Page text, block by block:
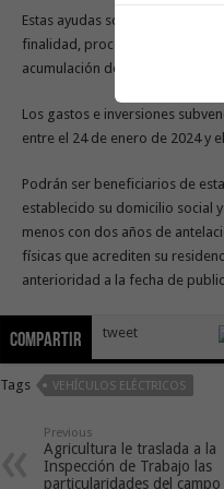
Estas ayudas son compatibles
finalidad, procedentes de otras
acumulación de las mismas no
Los gastos e inversiones
entre el 24 de enero de 2024 y
Podrán ser beneficiarios de
establecido su domicilio social
menos con dos años de
físicas que acrediten su
anterioridad a la fecha de
Compartir tweet
Tags VEHÍCULOS ELÉCTRICOS
Previous
Agricultura le traslada a la
Inspección de Trabajo las
particularidades del campo